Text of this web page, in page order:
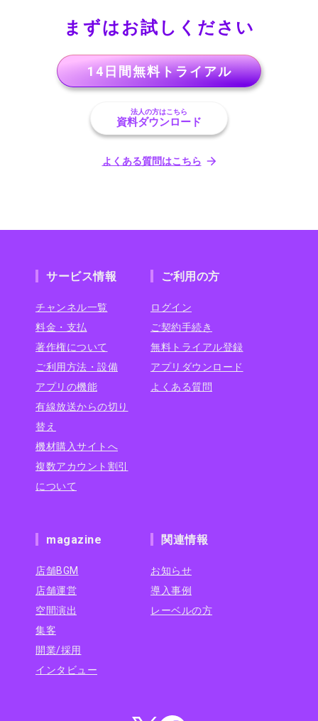
まずはお試しください
14日間無料トライアル
法人の方はこちら
資料ダウンロード
よくある質問はこちら
サービス情報
チャンネル一覧
料金・支払
著作権について
ご利用方法・設備
アプリの機能
有線放送からの切り
替え
機材購入サイトへ
複数アカウント割引
について
ご利用の方
ログイン
ご契約手続き
無料トライアル登録
アプリダウンロード
よくある質問
magazine
店舗BGM
店舗運営
空間演出
集客
開業/採用
インタビュー
関連情報
お知らせ
導入事例
レーベルの方